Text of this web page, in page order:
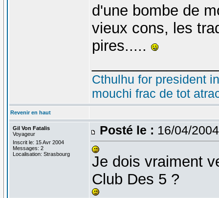
d'une bombe de
vieux cons, les
pires.....
Cthulhu for president
mouchi frac de tot
Revenir en haut
Gil Von Fatalis
Voyageur
Inscrit le: 15 Avr 2004
Messages: 2
Localisation: Strasbourg
Posté le : 16/04/
Je dois vraiment
Club Des 5 ?